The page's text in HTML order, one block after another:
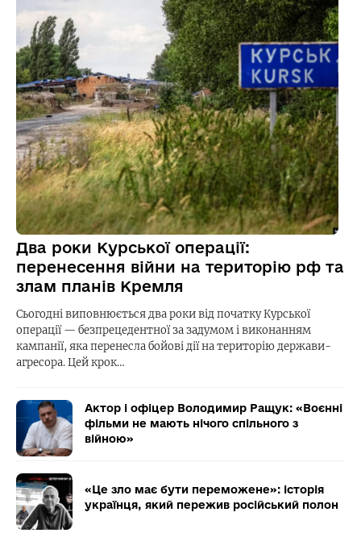
Два роки Курської операції:
перенесення війни на територію рф та
злам планів Кремля
Сьогодні виповнюється два роки від початку Курської
операції — безпрецедентної за задумом і виконанням
кампанії, яка перенесла бойові дії на територію держави-
агресора. Цей крок…
Актор і офіцер Володимир Ращук: «Воєнні
фільми не мають нічого спільного з
війною»
«Це зло має бути переможене»: історія
українця, який пережив російський полон